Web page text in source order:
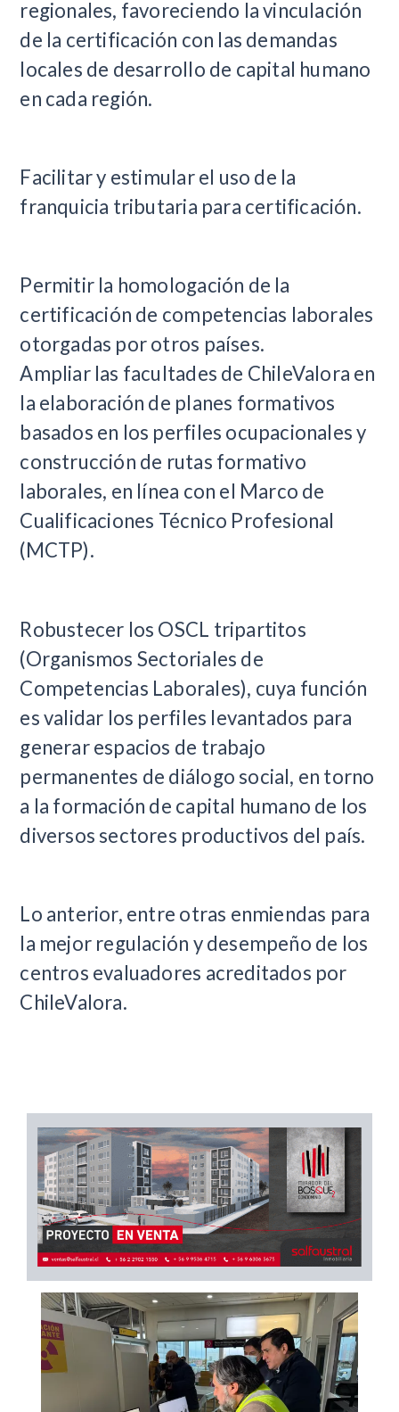
regionales, favoreciendo la vinculación
de la certificación con las demandas
locales de desarrollo de capital humano
en cada región.
Facilitar y estimular el uso de la
franquicia tributaria para certificación.
Permitir la homologación de la
certificación de competencias laborales
otorgadas por otros países.
Ampliar las facultades de ChileValora en
la elaboración de planes formativos
basados en los perfiles ocupacionales y
construcción de rutas formativo
laborales, en línea con el Marco de
Cualificaciones Técnico Profesional
(MCTP).
Robustecer los OSCL tripartitos
(Organismos Sectoriales de
Competencias Laborales), cuya función
es validar los perfiles levantados para
generar espacios de trabajo
permanentes de diálogo social, en torno
a la formación de capital humano de los
diversos sectores productivos del país.
Lo anterior, entre otras enmiendas para
la mejor regulación y desempeño de los
centros evaluadores acreditados por
ChileValora.